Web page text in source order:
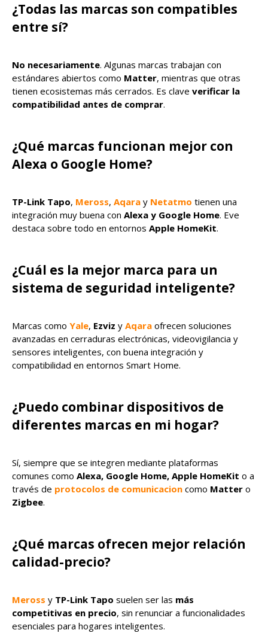
¿Todas las marcas son compatibles
entre sí?
No necesariamente. Algunas marcas trabajan con
estándares abiertos como Matter, mientras que otras
tienen ecosistemas más cerrados. Es clave verificar la
compatibilidad antes de comprar.
¿Qué marcas funcionan mejor con
Alexa o Google Home?
TP-Link Tapo, Meross, Aqara y Netatmo tienen una
integración muy buena con Alexa y Google Home. Eve
destaca sobre todo en entornos Apple HomeKit.
¿Cuál es la mejor marca para un
sistema de seguridad inteligente?
Marcas como Yale, Ezviz y Aqara ofrecen soluciones
avanzadas en cerraduras electrónicas, videovigilancia y
sensores inteligentes, con buena integración y
compatibilidad en entornos Smart Home.
¿Puedo combinar dispositivos de
diferentes marcas en mi hogar?
Sí, siempre que se integren mediante plataformas
comunes como Alexa, Google Home, Apple HomeKit o a
través de protocolos de comunicacion como Matter o
Zigbee.
¿Qué marcas ofrecen mejor relación
calidad-precio?
Meross y TP-Link Tapo suelen ser las más
competitivas en precio, sin renunciar a funcionalidades
esenciales para hogares inteligentes.